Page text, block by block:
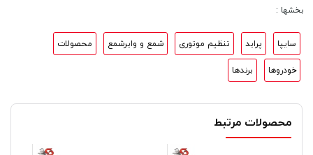
بخشها :
سایپا پراید تنظیم موتوری شمع و وایرشمع
محصولات
خودروها
برندها
محصولات مرتبط